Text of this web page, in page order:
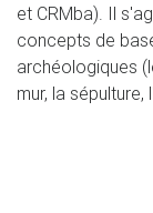
et CRMba). Il
concepts de
archéologiques
mur, la